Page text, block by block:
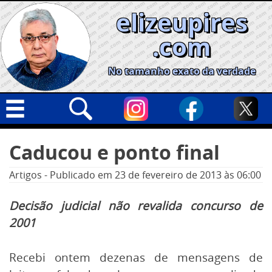
Skip
to
content
elizeupires
.com
No tamanho exato da verdade
Geral
Cidades
Política
Nacional
Informe especial
por:
Caducou e ponto final
Artigos - Publicado em 23 de fevereiro de 2013às 06:00
Decisão judicial não revalida concurso de
2001
Recebi ontem dezenas de mensagens de